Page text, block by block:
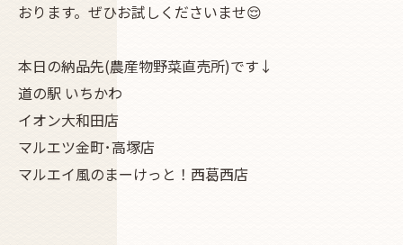
おります。ぜひお試しくださいませ😌
本日の納品先(農産物野菜直売所)です↓
道の駅 いちかわ
イオン大和田店
マルエツ金町･高塚店
マルエイ風のまーけっと！西葛西店